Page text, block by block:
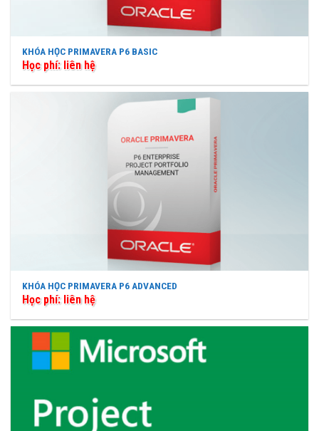
KHÓA HỌC PRIMAVERA P6 BASIC
Học phí: liên hệ
KHÓA HỌC PRIMAVERA P6 ADVANCED
Học phí: liên hệ